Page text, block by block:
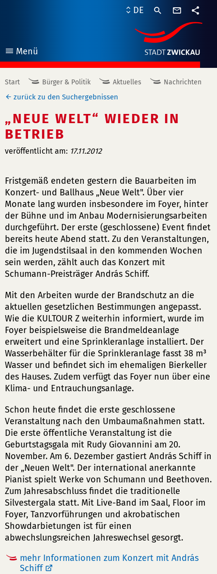
Menü
öffnen
DE
Start Bürger & Politik Aktuelles Nachrichten
zurück zu den Suchergebnissen
„NEUE WELT“ WIEDER IN
BETRIEB
veröffentlicht am: 17.11.2012
Fristgemäß endeten gestern die Bauarbeiten im
Konzert- und Ballhaus „Neue Welt". Über vier
Monate lang wurden insbesondere im Foyer, hinter
der Bühne und im Anbau Modernisierungsarbeiten
durchgeführt. Der erste (geschlossene) Event findet
bereits heute Abend statt. Zu den Veranstaltungen,
die im Jugendstilsaal in den kommenden Wochen
sein werden, zählt auch das Konzert mit
Schumann-Preisträger András Schiff.
Mit den Arbeiten wurde der Brandschutz an die
aktuellen gesetzlichen Bestimmungen angepasst.
Wie die KULTOUR Z weiterhin informiert, wurde im
Foyer beispielsweise die Brandmeldeanlage
erweitert und eine Sprinkleranlage installiert. Der
Wasserbehälter für die Sprinkleranlage fasst 38 m³
Wasser und befindet sich im ehemaligen Bierkeller
des Hauses. Zudem verfügt das Foyer nun über eine
Klima- und Entrauchungsanlage.
Schon heute findet die erste geschlossene
Veranstaltung nach den Umbaumaßnahmen statt.
Die erste öffentliche Veranstaltung ist die
Geburtstagsgala mit Rudy Giovannini am 20.
November. Am 6. Dezember gastiert András Schiff in
der „Neuen Welt". Der international anerkannte
Pianist spielt Werke von Schumann und Beethoven.
Zum Jahresabschluss findet die traditionelle
Silvestergala statt. Mit Live-Band im Saal, Floor im
Foyer, Tanzvorführungen und akrobatischen
Showdarbietungen ist für einen
abwechslungsreichen Jahreswechsel gesorgt.
mehr Informationen zum Konzert mit András
Schiff